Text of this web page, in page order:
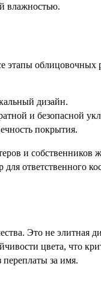
влажностью.
этапы облицовочных
дизайн.
и безопасной
покрытия.
и собственников
ответственного
Это не элитная
цвета, что
за имя.